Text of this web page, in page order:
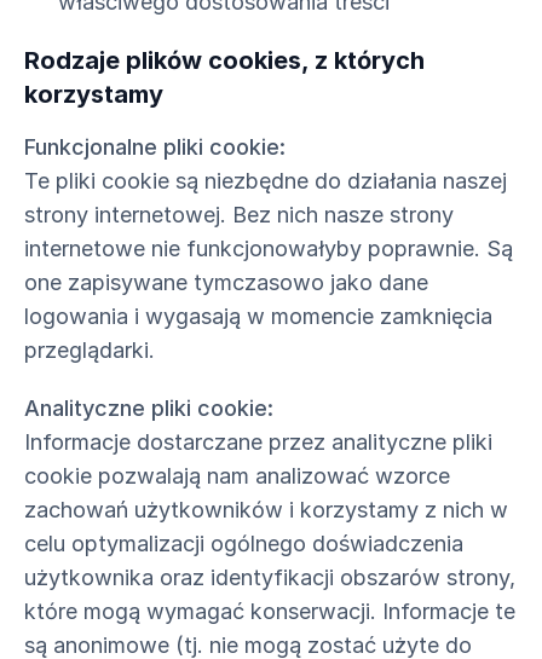
Rodzaje plików cookies, z których
korzystamy
Funkcjonalne pliki cookie:
Te pliki cookie są niezbędne do działania naszej
strony internetowej. Bez nich nasze strony
internetowe nie funkcjonowałyby poprawnie. Są
one zapisywane tymczasowo jako dane
logowania i wygasają w momencie zamknięcia
przeglądarki.
Analityczne pliki cookie:
Informacje dostarczane przez analityczne pliki
cookie pozwalają nam analizować wzorce
zachowań użytkowników i korzystamy z nich w
celu optymalizacji ogólnego doświadczenia
użytkownika oraz identyfikacji obszarów strony,
które mogą wymagać konserwacji. Informacje te
są anonimowe (tj. nie mogą zostać użyte do